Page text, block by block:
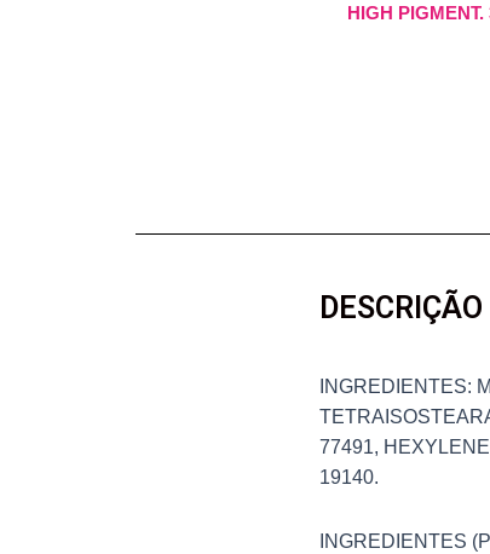
HIGH PIGMENT.
DESCRIÇÃO
INGREDIENTES:
77491,
19140.
INGREDIENTES